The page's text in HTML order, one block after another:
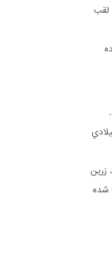
لقب
و بالاخره کمتر از شش سال بعد در ۹ جولای ۱۸۵۰ ميلادي
زرین
شده